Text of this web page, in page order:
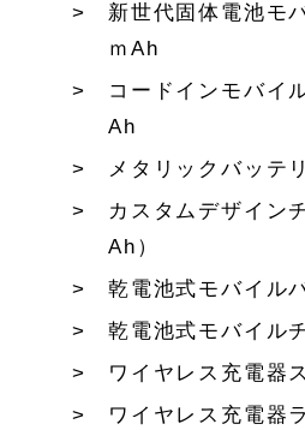
新世代固体電池モ
ｍAh
コードインモバイ
Ah
メタリックバッテ
カスタムデザイン
Ah）
乾電池式モバイル
乾電池式モバイル
ワイヤレス充電器
ワイヤレス充電器